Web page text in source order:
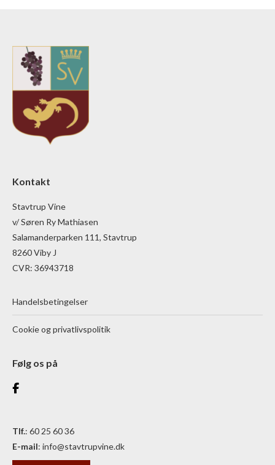
Kontakt
Stavtrup Vine
v/ Søren Ry Mathiasen
Salamanderparken 111, Stavtrup
8260 Viby J
CVR: 36943718
Handelsbetingelser
Cookie og privatlivspolitik
Følg os på
Tlf.: 60 25 60 36
E-mail: info@stavtrupvine.dk